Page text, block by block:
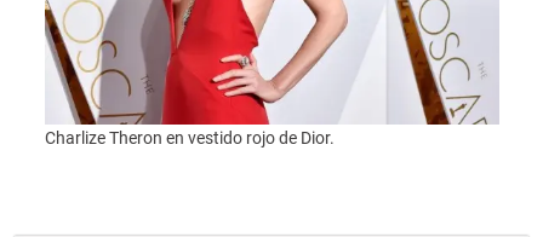
Charlize Theron en vestido rojo de Dior.